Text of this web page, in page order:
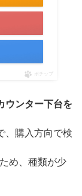
ポチップ
ウンター下台を
購入方向で検
め、種類が少